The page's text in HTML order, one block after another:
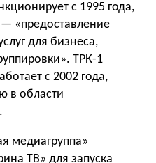
с 1995 года,
«предоставление
для бизнеса,
ТРК-1
с 2002 года,
в области
медиагруппа»
ТВ» для запуска